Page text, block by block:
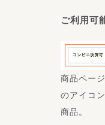
ご利用可
商品ペー
のアイコ
商品。